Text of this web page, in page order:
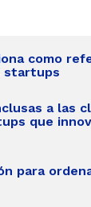
como
startups
a las
que
para